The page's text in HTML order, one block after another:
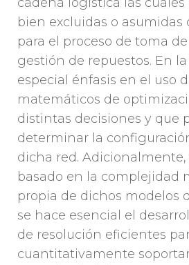
bien excluidas o asumidas
para el proceso de toma
gestión de repuestos. En
especial énfasis en el uso
matemáticos de
distintas decisiones y que
determinar la
dicha red.
basado en la complejidad
propia de dichos modelos
se hace esencial el
de resolución eficientes
cuantitativamente